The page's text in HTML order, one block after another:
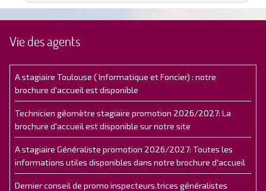
Vie des agents
A stagiaire Toulouse ( Informatique et Foncier) : notre
brochure d'accueil est disponible
Technicien géomètre stagiaire promotion 2026/2027: La
brochure d'accueil est disponible sur notre site
A stagiaire Généraliste promotion 2026/2027: Toutes les
informations utiles disponibles dans notre brochure d'accueil
Dernier conseil de promo inspecteurs.trices généralistes